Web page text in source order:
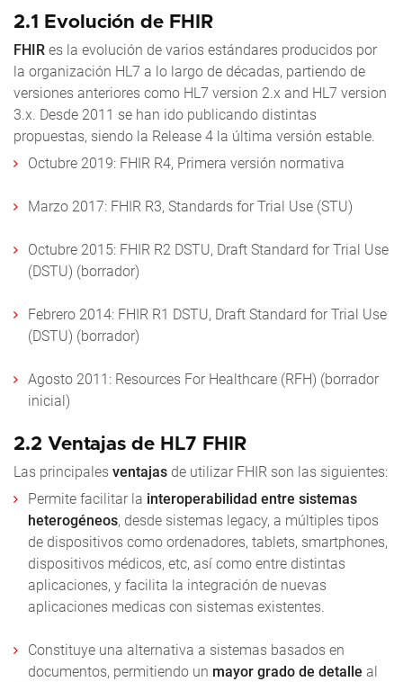
2.1 Evolución de FHIR
FHIR es la evolución de varios estándares producidos por
la organización HL7 a lo largo de décadas, partiendo de
versiones anteriores como HL7 version 2.x and HL7 version
3.x. Desde 2011 se han ido publicando distintas
propuestas, siendo la Release 4 la última versión estable.
Octubre 2019: FHIR R4, Primera versión normativa
Marzo 2017: FHIR R3, Standards for Trial Use (STU)
Octubre 2015: FHIR R2 DSTU, Draft Standard for Trial Use
(DSTU) (borrador)
Febrero 2014: FHIR R1 DSTU, Draft Standard for Trial Use
(DSTU) (borrador)
Agosto 2011: Resources For Healthcare (RFH) (borrador
inicial)
2.2 Ventajas de HL7 FHIR
Las principales ventajas de utilizar FHIR son las siguientes:
Permite facilitar la interoperabilidad entre sistemas
heterogéneos, desde sistemas legacy, a múltiples tipos
de dispositivos como ordenadores, tablets, smartphones,
dispositivos médicos, etc, así como entre distintas
aplicaciones, y facilita la integración de nuevas
aplicaciones medicas con sistemas existentes.
Constituye una alternativa a sistemas basados en
documentos, permitiendo un mayor grado de detalle al